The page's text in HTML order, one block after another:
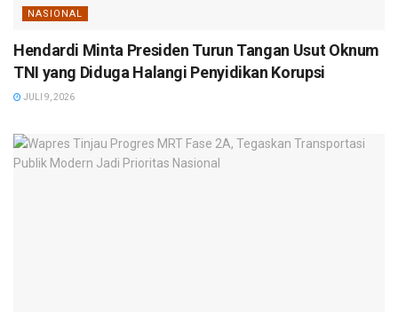
NASIONAL
Hendardi Minta Presiden Turun Tangan Usut Oknum
TNI yang Diduga Halangi Penyidikan Korupsi
JULI 9, 2026